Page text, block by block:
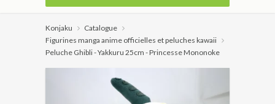
Konjaku
Catalogue
Figurines manga anime officielles et peluches kawaii
Peluche Ghibli - Yakkuru 25cm - Princesse Mononoke